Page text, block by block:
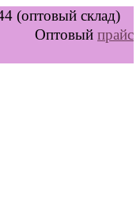
(оптовый склад)
Оптовый прайс